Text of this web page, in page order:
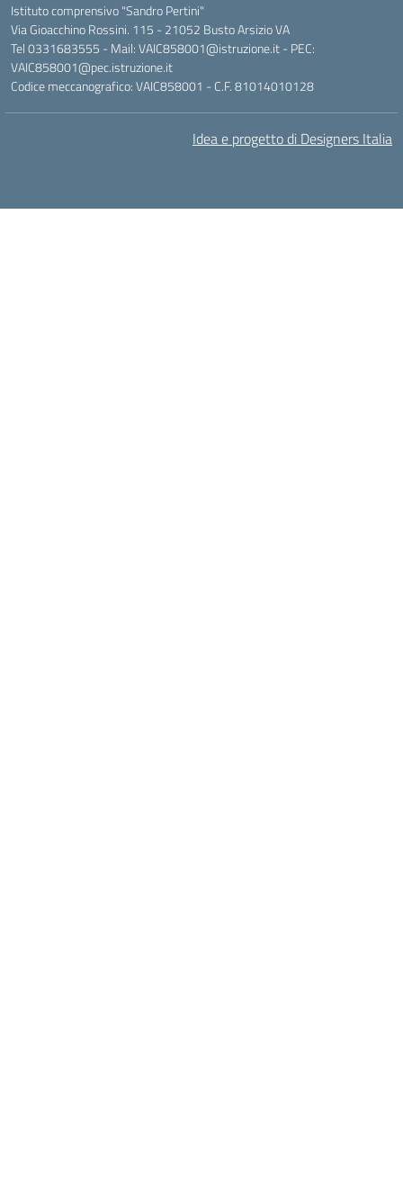
Istituto comprensivo "Sandro Pertini"
Via Gioacchino Rossini. 115 - 21052 Busto Arsizio VA
Tel 0331683555 - Mail: VAIC858001@istruzione.it - PEC:
VAIC858001@pec.istruzione.it
Codice meccanografico: VAIC858001 - C.F. 81014010128
Idea e progetto di Designers Italia